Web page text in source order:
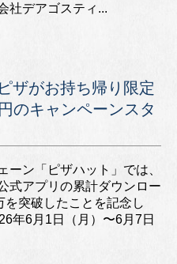
社デアゴスティ...
ザがお持ち帰り限定
のキャンペーンスタ
ーン「ピザハット」では、
式アプリの累計ダウンロー
を突破したことを記念し
年6月1日（月）〜6月7日